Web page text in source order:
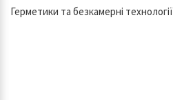
Герметики та безкамерні технології